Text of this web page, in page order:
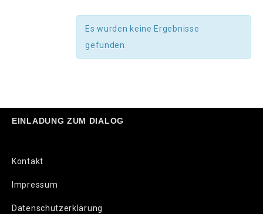
Es wurden keine Ergebnisse
gefunden.
EINLADUNG ZUM DIALOG
Kontakt
Impressum
Datenschutzerklärung